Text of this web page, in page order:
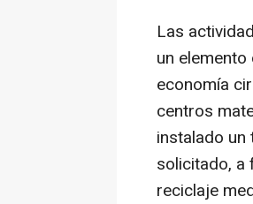
Las
un
economía
centros
instalado
solicitado, a
reciclaje